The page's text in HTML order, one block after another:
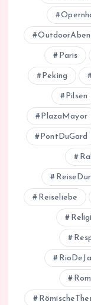
Paris
Peking
Pilsen
PlazaMayor
PontDuGard
Reiseliebe